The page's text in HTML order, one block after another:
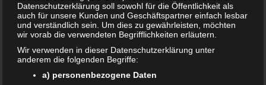
Share Post Save
T
e
i
l
Redakteur:admin1
Datenschutzerklärung soll sowohl für die Öffentlichkeit als
auch für unsere Kunden und Geschäftspartner einfach lesbar
und verständlich sein. Um dies zu gewährleisten, möchten
wir vorab die verwendeten Begrifflichkeiten erläutern.
Wir verwenden in dieser Datenschutzerklärung unter
anderem die folgenden Begriffe:
a) personenbezogene Daten